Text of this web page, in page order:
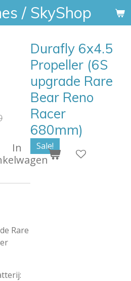
/ SkyShop
Durafly 6x4.5
Propeller (6S
upgrade Rare
Bear Reno
Racer
680mm)
Sale!
In
Rare